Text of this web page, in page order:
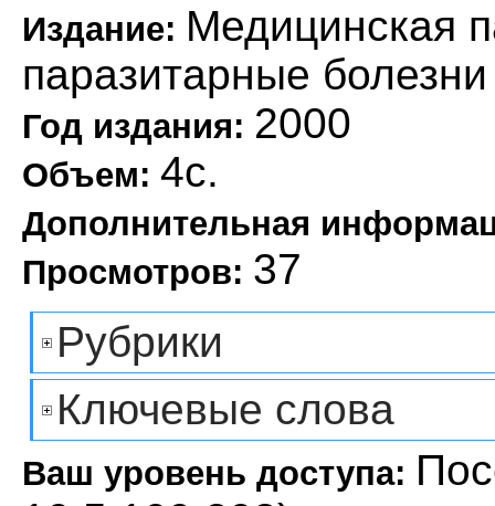
Издание: Медицинская
паразитарные болезни
Год издания: 2000
Объем: 4с.
Дополнительная
Просмотров: 37
Рубрики
Ключевые слова
Ваш уровень доступа: